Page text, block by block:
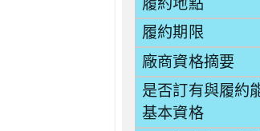
履約期限
廠商資格摘要
是否訂有與履約
基本資格